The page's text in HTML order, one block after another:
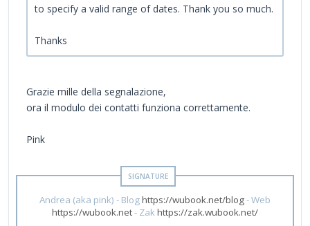
to specify a valid range of dates. Thank you so much.
Thanks
Grazie mille della segnalazione,
ora il modulo dei contatti funziona correttamente.
Pink
Andrea (aka pink) - Bloghttps://wubook.net/blog- Web
https://wubook.net- Zakhttps://zak.wubook.net/